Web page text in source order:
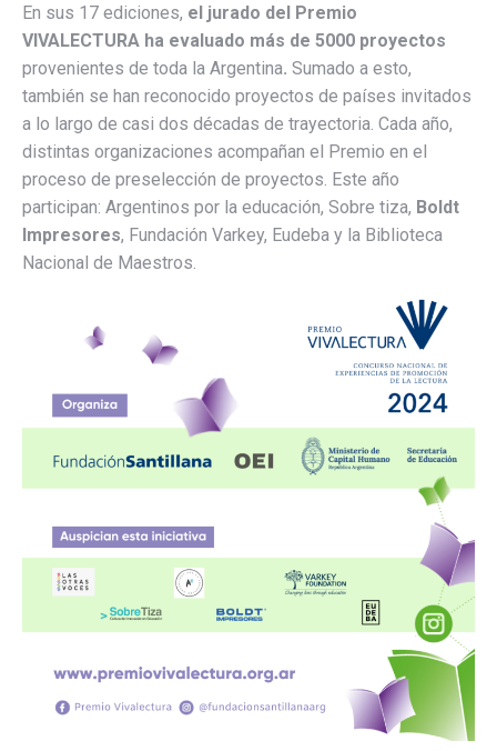
En sus 17 ediciones, el jurado del Premio
VIVALECTURA ha evaluado más de 5000 proyectos
provenientes de toda la Argentina. Sumado a esto,
también se han reconocido proyectos de países invitados
a lo largo de casi dos décadas de trayectoria. Cada año,
distintas organizaciones acompañan el Premio en el
proceso de preselección de proyectos. Este año
participan: Argentinos por la educación, Sobre tiza, Boldt
Impresores, Fundación Varkey, Eudeba y la Biblioteca
Nacional de Maestros.